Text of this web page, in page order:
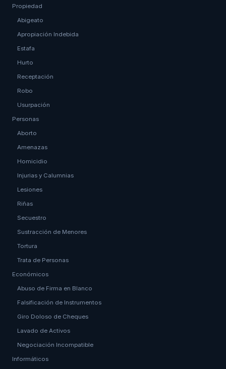
Propiedad
Abigeato
Apropiación Indebida
Estafa
Hurto
Receptación
Robo
Usurpación
Personas
Aborto
Amenazas
Homicidio
Injurias y Calumnias
Lesiones
Riñas
Secuestro
Sustracción de Menores
Tortura
Trata de Personas
Económicos
Abuso de Firma en Blanco
Falsificación de Instrumentos
Giro Doloso de Cheques
Lavado de Activos
Negociación Incompatible
Informáticos